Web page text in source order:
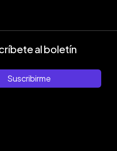
al boletín
Suscribirme